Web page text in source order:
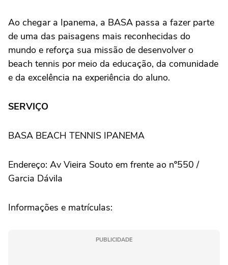
Ao chegar a Ipanema, a BASA passa a fazer parte
de uma das paisagens mais reconhecidas do
mundo e reforça sua missão de desenvolver o
beach tennis por meio da educação, da comunidade
e da excelência na experiência do aluno.
SERVIÇO
BASA BEACH TENNIS IPANEMA
Endereço: Av Vieira Souto em frente ao nº550 /
Garcia Dávila
Informações e matrículas:
PUBLICIDADE